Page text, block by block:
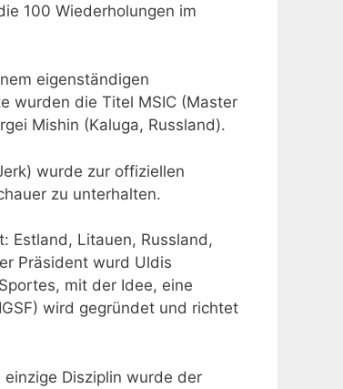
100 Wiederholungen im
eigenständigen
wurden die Titel MSIC (Master
Mishin (Kaluga, Russland).
wurde zur offiziellen
zu unterhalten.
Estland, Litauen, Russland,
Präsident wurd Uldis
mit der Idee, eine
wird gegründet und richtet
Disziplin wurde der